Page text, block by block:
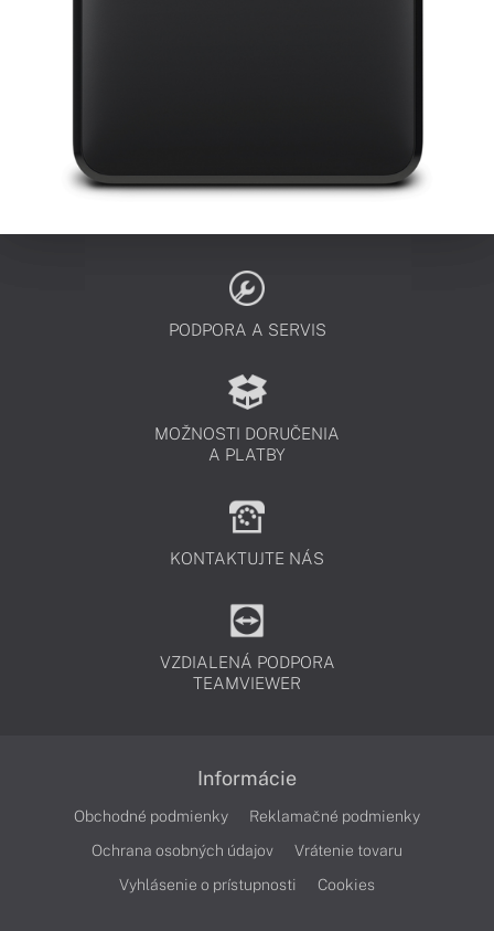
PODPORA A SERVIS
MOŽNOSTI DORUČENIA
A PLATBY
KONTAKTUJTE NÁS
VZDIALENÁ PODPORA
TEAMVIEWER
Informácie
Obchodné podmienky
Reklamačné podmienky
Ochrana osobných údajov
Vrátenie tovaru
Vyhlásenie o prístupnosti
Cookies